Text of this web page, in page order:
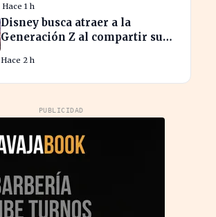
21.200 puntos
Hace 1 h
Disney busca atraer a la
Generación Z al compartir su
Hace 2 h
PUBLICIDAD